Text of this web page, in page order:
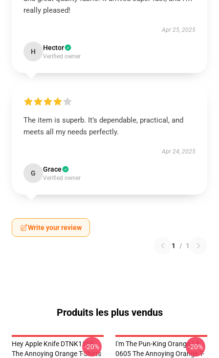
really pleased!
Apr 25, 2025
H Hector
Verified owner
The item is superb. It’s dependable, practical, and
meets all my needs perfectly.
Apr 24, 2025
G Grace
Verified owner
Write your review
1 / 1
Produits les plus vendus
Hey Apple Knife DTNK1105
The Annoying Orange T-Shirts
-20%
I'm The Pun-King Orange LA
0605 The Annoying Orange T-
-20%